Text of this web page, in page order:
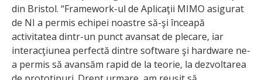
din Bristol. “Framework-ul de Aplicaţii MIMO asigurat
de NI a permis echipei noastre să-şi înceapă
activitatea dintr-un punct avansat de plecare, iar
interacţiunea perfectă dintre software şi hardware ne-
a permis să avansăm rapid de la teorie, la dezvoltarea